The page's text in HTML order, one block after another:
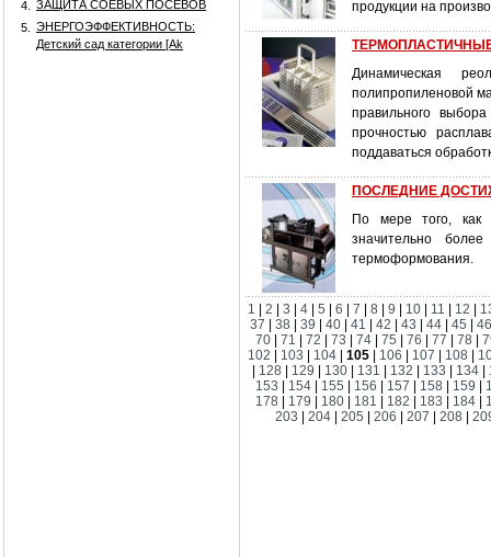
4.
ЗАЩИТА СОЕВЫХ ПОСЕВОВ
5.
ЭНЕРГОЭФФЕКТИВНОСТЬ:
Детский сад категории [Аk
продукции на
Динамическая
полипропиленовой
правильного
прочностью
поддаваться
ПОСЛЕДНИЕ
По мере того, как
значительно
термоформования.
1 2 3 4 5 6 7 8 9 10 11 12
37
|38 |39 |40 |41 |42 |43 |44 |45 |
70
71 72 73 74 75 76 77 78
102
103 104 |105 106 107 108
128 129 130 131 132 133 134
153
154 155 156 157 158 159
178
179 180 181 182 183 184
203
|204 |205 |206 |207 |208 |